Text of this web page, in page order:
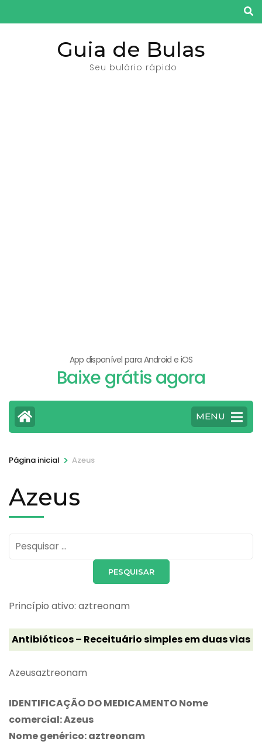
para
Guia de Bulas
Seu bulário rápido
App disponível para Android e iOS
Baixe grátis agora
MENU
Página inicial > Azeus
Azeus
Pesquisar
por:
Princípio ativo: aztreonam
Antibióticos – Receituário simples em duas vias
Azeusaztreonam
IDENTIFICAÇÃO DO MEDICAMENTO Nome
comercial: Azeus
Nome genérico: aztreonam